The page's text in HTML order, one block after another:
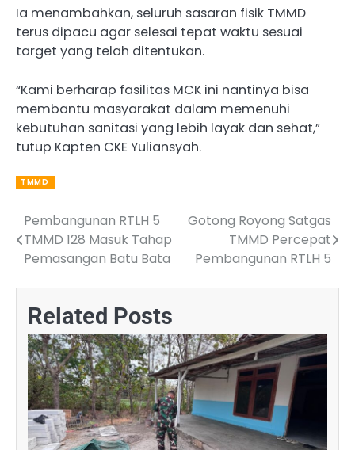
Ia menambahkan, seluruh sasaran fisik TMMD
terus dipacu agar selesai tepat waktu sesuai
target yang telah ditentukan.
“Kami berharap fasilitas MCK ini nantinya bisa
membantu masyarakat dalam memenuhi
kebutuhan sanitasi yang lebih layak dan sehat,”
tutup Kapten CKE Yuliansyah.
TMMD
Post
navigation
Pembangunan RTLH 5
TMMD 128 Masuk Tahap
Pemasangan Batu Bata
Gotong Royong Satgas
TMMD Percepat
Pembangunan RTLH 5
Related Posts